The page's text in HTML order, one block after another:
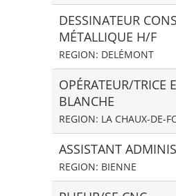
DESSINATEUR
MÉTALLIQUE H/F
REGION: DELÉMONT
OPÉRATEUR/TRICE
BLANCHE
REGION: LA CHAUX-DE-
ASSISTANT
REGION: BIENNE